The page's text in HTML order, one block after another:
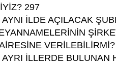
297
AYNI İLDE AÇILACAK
AYRI İLLERDE BULUNAN